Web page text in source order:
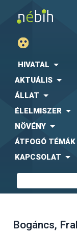
HIVATAL
AKTUÁLIS
ÁLLAT
ÉLELMISZER
NÖVÉNY
ÁTFOGÓ TÉMÁK
KAPCSOLAT
Bogáncs,